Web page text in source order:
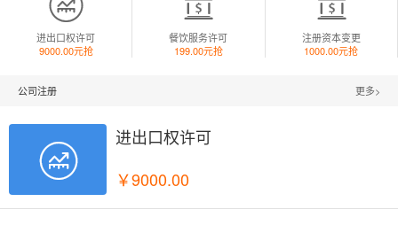
进出口权许可
9000.00元抢
餐饮服务许可
199.00元抢
注册资本变更
1000.00元抢
公司注册 更多>

进出口权许可
￥9000.00